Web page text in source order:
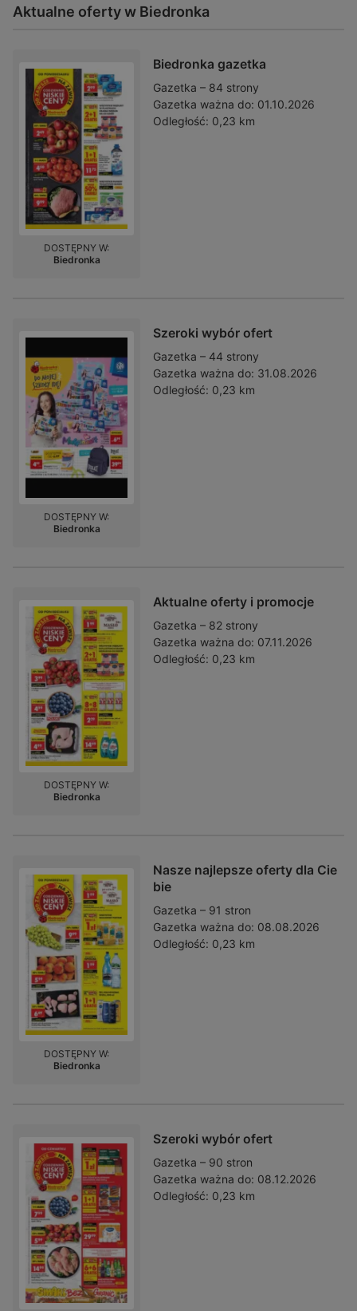
Aktualne oferty w Biedronka
Biedronka gazetka
Gazetka – 84 strony
Gazetka ważna do: 01.10.2026
Odległość: 0,23 km
DOSTĘPNY W:
Biedronka
Szeroki wybór ofert
Gazetka – 44 strony
Gazetka ważna do: 31.08.2026
Odległość: 0,23 km
DOSTĘPNY W:
Biedronka
Aktualne oferty i promocje
Gazetka – 82 strony
Gazetka ważna do: 07.11.2026
Odległość: 0,23 km
DOSTĘPNY W:
Biedronka
Nasze najlepsze oferty dla Cie
bie
Gazetka – 91 stron
Gazetka ważna do: 08.08.2026
Odległość: 0,23 km
DOSTĘPNY W:
Biedronka
Szeroki wybór ofert
Gazetka – 90 stron
Gazetka ważna do: 08.12.2026
Odległość: 0,23 km